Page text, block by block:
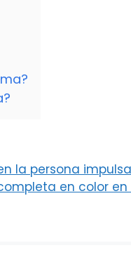
la persona
completa en color